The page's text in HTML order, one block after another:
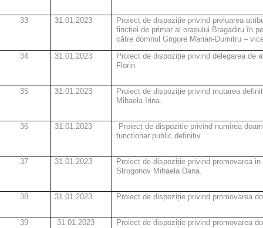
33 31.01.2023
Proiect de dispoziție privind preluarea
fincției de primar al orașului Bragadiru în
către domnul Grigore Marian-Dumitru –
34
31.01.2023
Proiect de dispoziție privind delegarea de
Florin
35 31.01.2023
Proiect de dispoziție privind mutarea
Mihaela Irina.
36 31.01.2023
Proiect de dispoziție privind numirea
functionar public definitiv.
37 31.01.2023
Proiect de dispoziție privind promovarea
Strogonov Mihaela Dana.
38 31.01.2023 Proiect de dispoziție privind promovarea
39 31.01.2023 Proiect de dispoziție privind promovarea